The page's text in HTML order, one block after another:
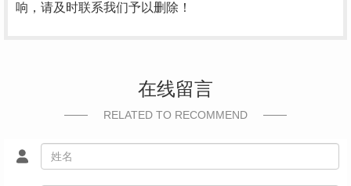
响，请及时联系我们予以删除！
在线留言
RELATED TO RECOMMEND